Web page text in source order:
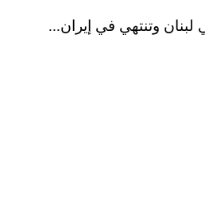
لبنان وتنتهي في إيران...